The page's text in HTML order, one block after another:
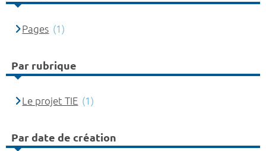
Pages (1)
Par rubrique
Le projet TIE (1)
Par date de création